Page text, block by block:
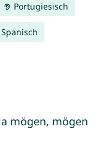
Portugiesisch
Spanisch
mögen, mögen